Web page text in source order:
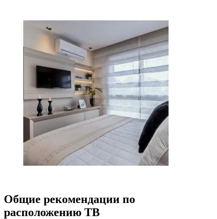
Общие рекомендации по
расположению ТВ